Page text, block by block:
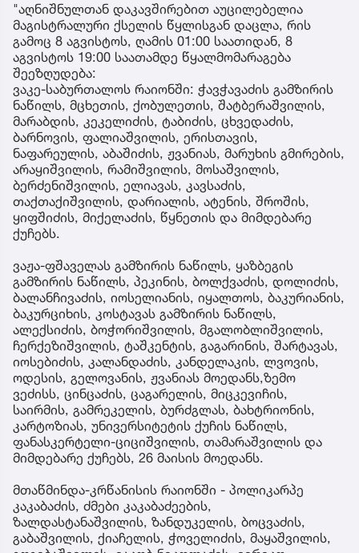
"აღნიშნულთან დაკავშირებით აუცილებელია
მაგისტრალური ქსელის წყლისგან დაცლა, რის
გამოც 8 აგვისტოს, ღამის 01:00 საათიდან, 8
აგვისტოს 19:00 საათამდე წყალმომარაგება
შეეზღუდება:
ვაკე-საბურთალოს რაიონში: ჭავჭავაძის გამზირის
ნაწილს, მცხეთის, ქობულეთის, შატბერაშვილის,
მარაბდის, კეკელიძის, ტაბიძის, ცხვედაძის,
ბარნოვის, ფალიაშვილის, ერისთავის,
ნაფარეულის, აბაშიძის, ჟვანიას, მარუხის გმირების,
არაყიშვილის, რამიშვილის, მოსაშვილის,
ბერძენიშვილის, ელიავას, კავსაძის,
თაქთაქიშვილის, დარიალის, ატენის, შროშის,
ყიფშიძის, მიქელაძის, წყნეთის და მიმდებარე
ქუჩებს.
ვაჟა-ფშაველას გამზირის ნაწილს, ყაზბეგის
გამზირის ნაწილს, პეკინის, ბოლქვაძის, დოლიძის,
ბალანჩივაძის, იოსელიანის, იყალთოს, ბაკურიანის,
ბაკურციხის, კოსტავას გამზირის ნაწილს,
ალექსიძის, ბოჭორიშვილის, მგალობლიშვილის,
ჩერქეზიშვილის, ტაშკენტის, გაგარინის, შარტავას,
იოსებიძის, კალანდაძის, კანდელაკის, ლვოვის,
ოდესის, გელოვანის, ჟვანიას მოედანს,ზემო
ვეძისს, ცინცაძის, ცაგარელის, მიცკევიჩის,
საირმის, გამრეკელის, ბურძგლას, ბახტრიონის,
კარტოზიას, უნივერსიტეტის ქუჩის ნაწილს,
ფანასკერტელი-ციციშვილის, თამარაშვილის და
მიმდებარე ქუჩებს, 26 მაისის მოედანს.
მთაწმინდა-კრწანისის რაიონში - პოლიკარპე
კაკაბაძის, ძმები კაკაბაძეების,
ზალდასტანაშვილის, ზანდუკელის, ბოცვაძის,
გაბაშვილის, ქიაჩელის, ჭოველიძის, მაყაშვილის,